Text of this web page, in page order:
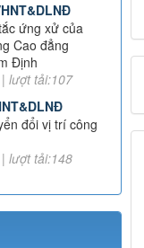
ứng xử của
Cao đẳng
Định
lượt tải:107
đổi vị trí công
lượt tải:148
học phí, hỗ
và giá dịch vụ